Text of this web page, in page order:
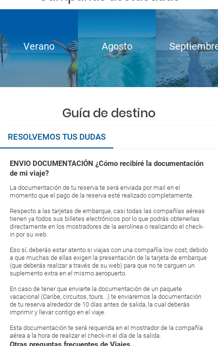
Verano Agosto
Guía de destino
RESOLVEMOS TUS DUDAS
ENVIO DOCUMENTACIÓN ¿Cómo recibiré la documentación
de mi viaje?
La documentación de tu reserva te será enviada por mail en el
momento que el pago de la reserva esté realizado completamente.
Respecto a las tarjetas de embarque, casi todas las compañías aéreas
tienen ya todos sus billetes electrónicos por lo que podrás obtenerlas
directamente en los mostradores de la aerolínea o realizando el check-
in por su web.
Eso sí, deberás estar atento si viajas con una compañía low cost, debido
a que muchas de ellas exigen la presentación de la tarjeta de embarque
(que deberás realizar a través de su web) para que no te carguen un
suplemento extra en el mismo aeropuerto.
En caso de tener que enviarte la documentación de un paquete
vacacional (Caribe, circuitos, tours...) te enviaremos la documentación
de tu reserva alrededor de 10 días antes de salida, la cual deberás
imprimir y llevar contigo en el viaje.
Esta documentación te será requerida en el mostrador de la compañía
aérea a la hora de realizar el check-in el día de la salida.